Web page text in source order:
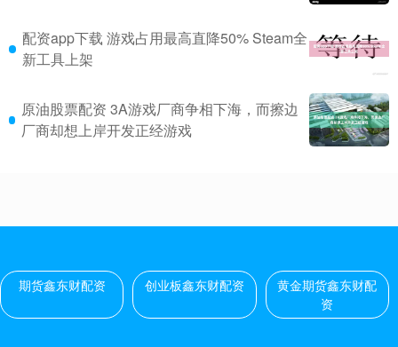
配资app下载 游戏占用最高直降50% Steam全
新工具上架
原油股票配资 3A游戏厂商争相下海，而擦边
厂商却想上岸开发正经游戏
期货鑫东财配资 创业板鑫东财配资
黄金期货鑫东财配
资